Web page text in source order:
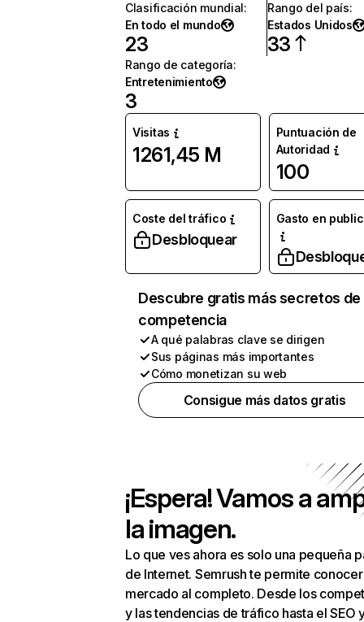
Clasificación mundial:
En todo el mundo
23
Rango del país:
Estados Unidos
33
Rango de categoría:
Entretenimiento
3
Visitas
1261,45 M
Puntuación de
Autoridad
100
Coste del tráfico
Desbloquear
Gasto en
Descubre gratis más secretos de
competencia
A qué palabras clave se dirigen
Sus páginas más importantes
Cómo monetizan su web
Consigue más datos gratis
¡Espera! Vamos a
la imagen.
Lo que ves ahora es solo una pequeña
de Internet. Semrush te permite
mercado al completo. Desde los
y las tendencias de tráfico hasta el SEO